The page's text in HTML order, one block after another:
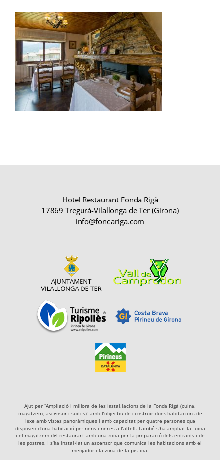
Hotel Restaurant Fonda Rigà
17869 Tregurà-Vilallonga de Ter (Girona)
info@fondariga.com
Ajut per “Ampliació i millora de les instal.lacions de la Fonda Rigà (cuina,
magatzem, ascensor i suites)” amb l’objectiu de construir dues habitacions de
luxe amb vistes panoràmiques i amb capacitat per quatre persones que
disposen d’una habitació per nens i nenes a l’altell. També s’ha ampliat la cuina
i el magatzem del restaurant amb una zona per la preparació dels entrants i de
les postres. I s’ha instal•lat un ascensor que comunica les habitacions amb el
menjador i la zona de la piscina.